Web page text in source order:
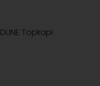
DUNE Topkapi